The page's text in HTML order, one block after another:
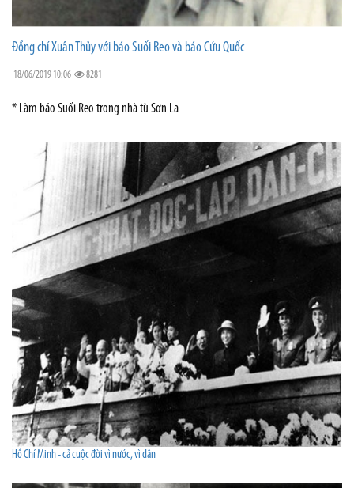
Đồng chí Xuân Thủy với báo Suối Reo và báo Cứu Quốc
18/06/2019 10:06 8281
* Làm báo Suối Reo trong nhà tù Sơn La
Hồ Chí Minh - cả cuộc đời vì nước, vì dân